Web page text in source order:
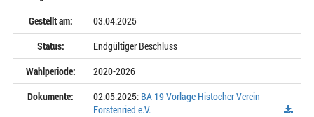
Gestellt am:
03.04.2025
Status:
Endgültiger Beschluss
Wahlperiode:
2020-2026
Dokumente:
02.05.2025: BA 19 Vorlage Histocher Verein
Forstenried e.V.